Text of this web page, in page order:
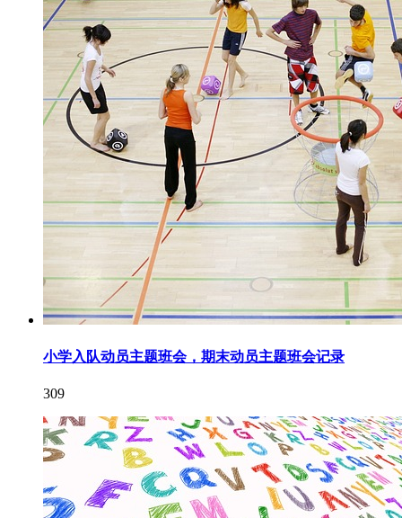
小学入队动员主题班会，期末动员主题班会记录
309